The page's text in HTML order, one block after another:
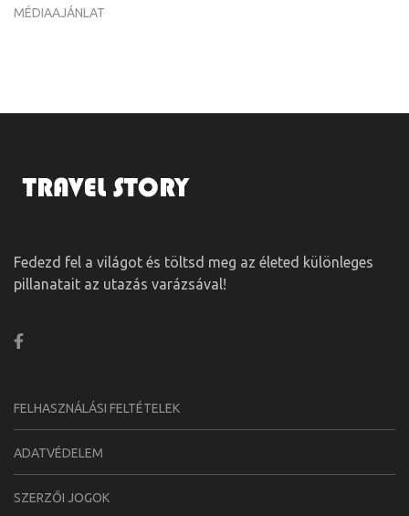
MÉDIAAJÁNLAT
Fedezd fel a világot és töltsd meg az életed különleges
pillanatait az utazás varázsával!
FELHASZNÁLÁSI FELTÉTELEK
ADATVÉDELEM
SZERZŐI JOGOK